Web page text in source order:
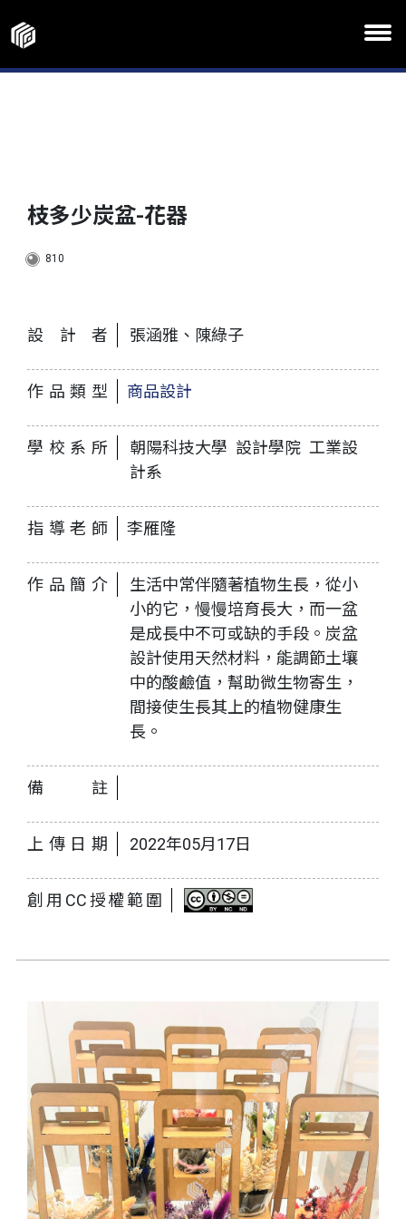
枝多少炭盆-花器
810
設計者 張涵雅、陳綠子
作品類型 商品設計
學校系所
朝陽科技大學 設計學院 工業設
計系
指導老師 李雁隆
作品簡介
生活中常伴隨著植物生長，從小
小的它，慢慢培育長大，而一盆
是成長中不可或缺的手段。炭盆
設計使用天然材料，能調節土壤
中的酸鹼值，幫助微生物寄生，
間接使生長其上的植物健康生
長。
備註
上傳日期 2022年05月17日
創用CC授權範圍